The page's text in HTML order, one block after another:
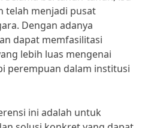
telah menjadi pusat
Dengan adanya
dapat memfasilitasi
lebih luas mengenai
perempuan dalam institusi
ini adalah untuk